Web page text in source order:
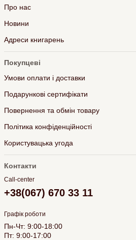
Про нас
Новини
Адреси книгарень
Покупцеві
Умови оплати і доставки
Подарункові сертифікати
Повернення та обмін товару
Політика конфіденційності
Користувацька угода
Контакти
Call-center
+38(067) 670 33 11
Графік роботи
Пн-Чт: 9:00-18:00
Пт: 9:00-17:00